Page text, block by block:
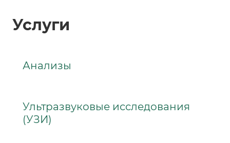
Услуги
Анализы
Ультразвуковые исследования
(УЗИ)